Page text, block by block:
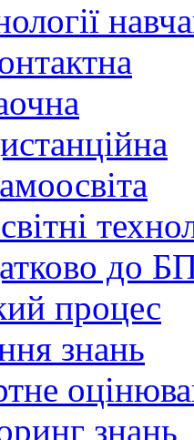
до
процес
знань
знань